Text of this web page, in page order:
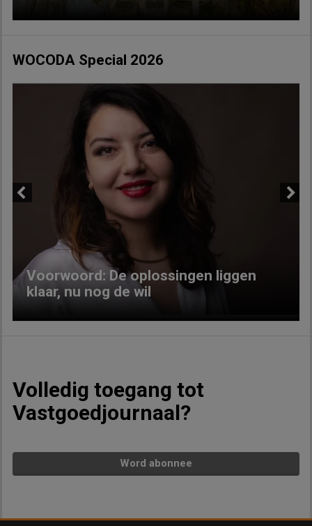
WOCODA Special 2026
Voorwoord: De oplossingen liggen
klaar, nu nog de wil
Volledig toegang tot
Vastgoedjournaal?
Word abonnee